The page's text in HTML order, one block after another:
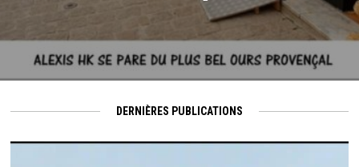
DERNIÈRES PUBLICATIONS